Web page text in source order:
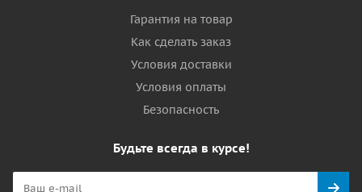
Гарантия на товар
Как сделать заказ
Условия доставки
Условия оплаты
Безопасность
Будьте всегда в курсе!